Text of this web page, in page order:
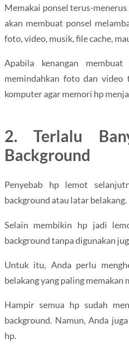
Memakai ponsel terus-
akan membuat ponsel
foto, video, musik, file cache,
Apabila kenangan
memindahkan foto dan video
komputer agar memori hp
2. Terlalu
Background
Penyebab hp lemot
background atau latar belakang.
Selain membikin hp jadi
background tanpa digunakan
Untuk itu, Anda perlu
belakang yang paling memakan
Hampir semua hp sudah
background. Namun, Anda
hp.